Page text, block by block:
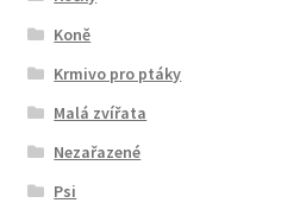
Koně
Krmivo pro ptáky
Malá zvířata
Nezařazené
Psi